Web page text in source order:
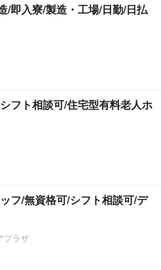
/即入寮/製造・工場/日勤/日払
フト相談可/住宅型有料老人ホ
フ/無資格可/シフト相談可/デ
プラザ